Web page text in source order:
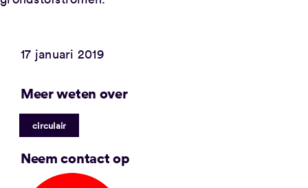
17 januari 2019
Meer weten over
circulair
Neem contact op